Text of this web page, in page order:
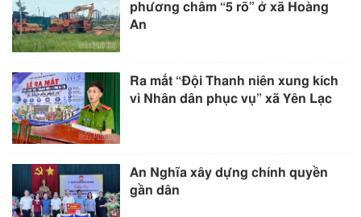
phương châm “5 rõ” ở xã Hoàng
An
Ra mắt “Đội Thanh niên xung kích
vì Nhân dân phục vụ” xã Yên Lạc
An Nghĩa xây dựng chính quyền
gần dân